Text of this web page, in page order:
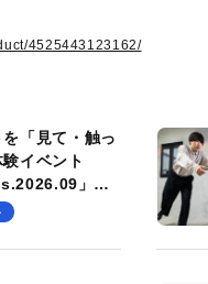
4525443123162/
「見て・触っ
イベント
」
）に開催しま